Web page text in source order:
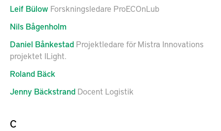
Leif Bülow Forskningsledare ProECOnLub
Nils Bågenholm
Daniel Bånkestad Projektledare för Mistra Innovations
projektet ILight.
Roland Bäck
Jenny Bäckstrand Docent Logistik
C